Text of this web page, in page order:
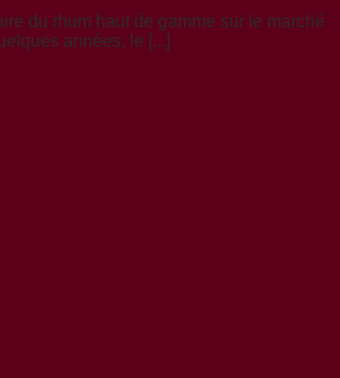
du rhum haut de gamme sur le marché
années, le [...]